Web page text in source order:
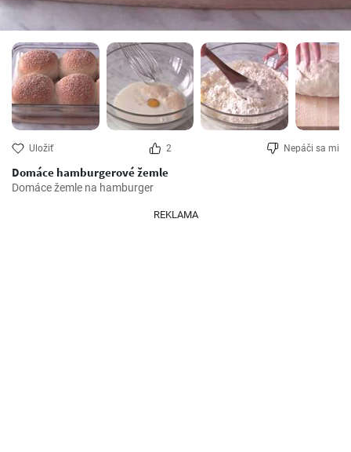
Uložiť 2 Nepáči sa mi
Domáce hamburgerové žemle
Domáce žemle na hamburger
REKLAMA